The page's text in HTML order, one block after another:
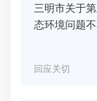
三明市关于
态环境问题
回应关切